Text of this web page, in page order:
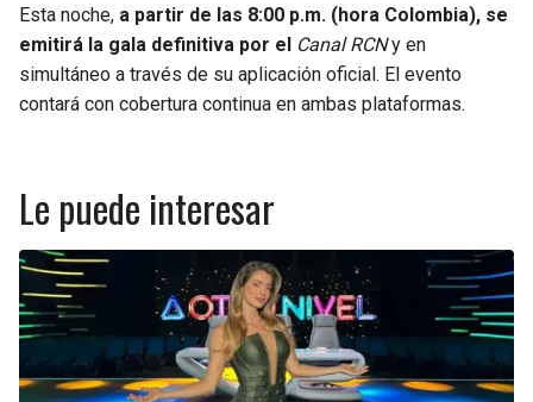
Esta noche, a partir de las 8:00 p.m. (hora Colombia), se
emitirá la gala definitiva por el Canal RCNy en
simultáneo a través de su aplicación oficial. El evento
contará con cobertura continua en ambas plataformas.
Le puede interesar